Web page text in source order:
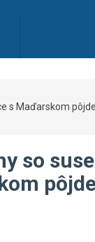
s Maďarskom
so